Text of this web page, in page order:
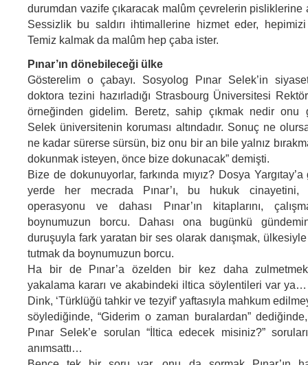
durumdan vazife çıkaracak malûm çevrelerin pisliklerine
Sessizlik bu saldırı ihtimallerine hizmet eder,
Temiz kalmak da malûm hep çaba ister.
Pınar’ın dönebileceği ülke
Gösterelim o çabayı. Sosyolog Pınar Selek’in
doktora tezini hazırladığı Strasbourg Üniversitesi
örneğinden gidelim. Beretz, sahip çıkmak nedir onu
Selek üniversitenin koruması altındadır. Sonuç ne
ne kadar sürerse sürsün, biz onu bir an bile yalnız
dokunmak isteyen, önce bize dokunacak” demişti.
Bize de dokunuyorlar, farkında mıyız? Dosya
yerde her mecrada Pınar’ı, bu hukuk cinayetini,
operasyonu ve dahası Pınar’ın kitaplarını,
boynumuzun borcu. Dahası ona bugünkü
duruşuyla fark yaratan bir ses olarak danışmak, ülkesiyle
tutmak da boynumuzun borcu.
Ha bir de Pınar’a özelden bir kez daha zulmetmek
yakalama kararı ve akabindeki iltica söylentileri var
Dink, ‘Türklüğü tahkir ve tezyif’ yaftasıyla mahkum
söylediğinde, “Giderim o zaman buralardan” dediğinde,
Pınar Selek’e sorulan “İltica edecek misiniz?”
anımsattı…